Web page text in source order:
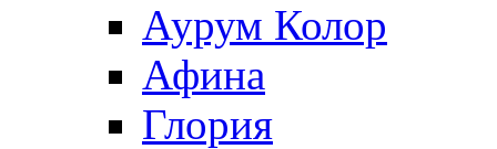
Аурум Колор
Афина
Глория